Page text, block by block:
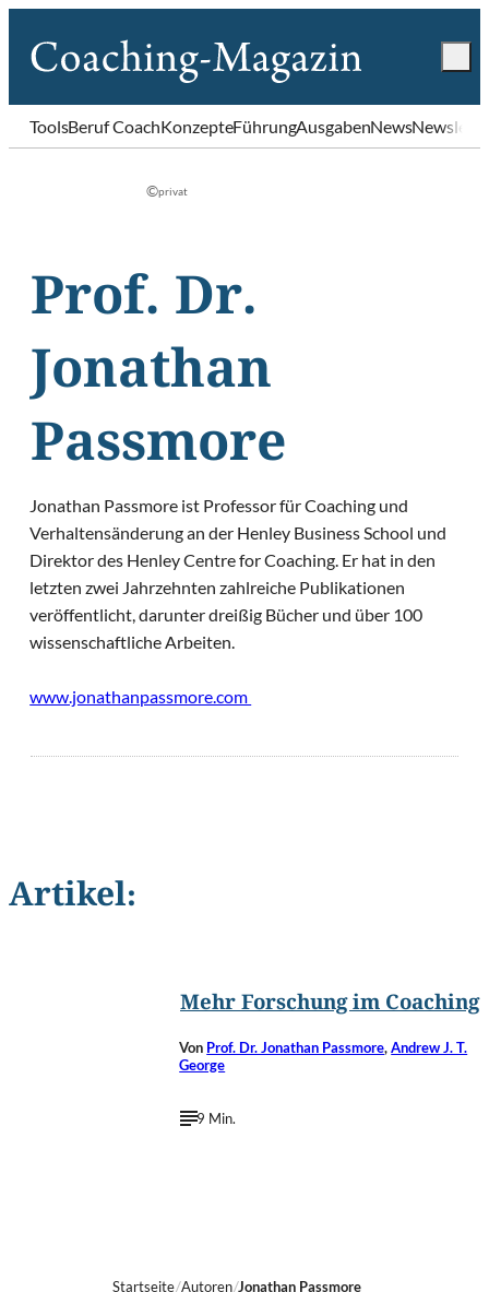
ToolsBeruf CoachKonzepteFührungAusgabenNews
©privat
Prof. Dr.
Jonathan
Passmore
Jonathan Passmore ist Professor für Coaching und
Verhaltensänderung an der Henley Business School und
Direktor des Henley Centre for Coaching. Er hat in den
letzten zwei Jahrzehnten zahlreiche Publikationen
veröffentlicht, darunter dreißig Bücher und über 100
wissenschaftliche Arbeiten.
www.jonathanpassmore.com
Artikel:
Mehr Forschung im Coaching
Von Prof. Dr. Jonathan Passmore,Andrew J. T.
George
9 Min.
Startseite Autoren Jonathan Passmore